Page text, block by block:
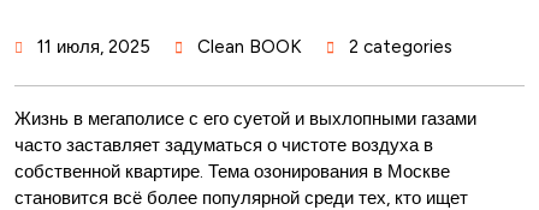
11 июля, 2025 Clean BOOK 2 categories
Жизнь в мегаполисе с его суетой и выхлопными газами
часто заставляет задуматься о чистоте воздуха в
собственной квартире. Тема озонирования в Москве
становится всё более популярной среди тех, кто ищет